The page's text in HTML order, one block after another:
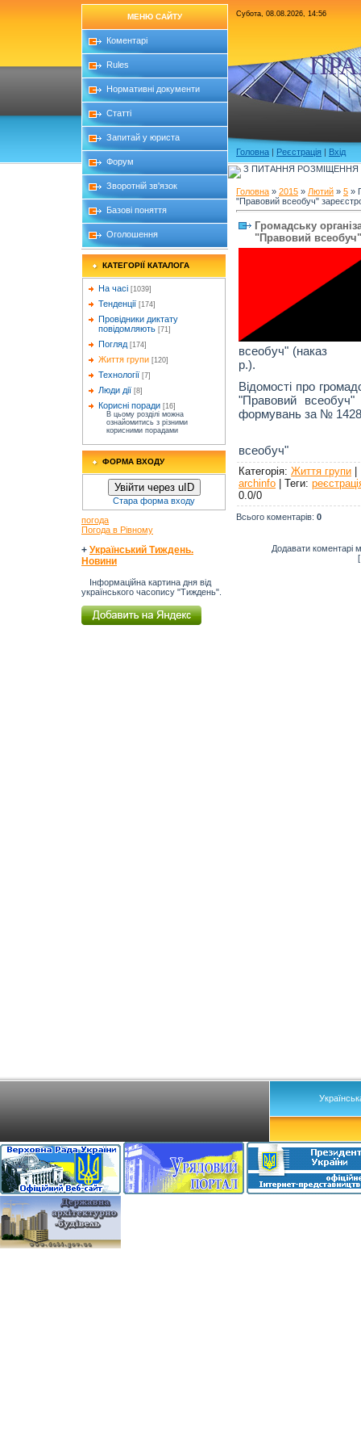
МЕНЮ САЙТУ
Коментарі
Rules
Нормативні документи
Статті
Запитай у юриста
Форум
Зворотній зв'язок
Базові поняття
Оголошення
КАТЕГОРІЇ КАТАЛОГА
На часі [1039]
Тенденції [174]
Провідники диктату
повідомляють [71]
Погляд [174]
Життя групи [120]
Технології [7]
Люди дії [8]
Корисні поради [16]
В цьому розділі можна
ознайомитись з різними
корисними порадами
ФОРМА ВХОДУ
Увійти через uID
Стара форма входу
погода
Погода в Рівному
+ Український Тиждень.
Новини
Інформаційна картина дня від
українського часопису "Тиждень".
Субота, 08.08.2026, 14:56
Головна | Реєстрація | Вхід
З ПИТАННЯ РОЗМІЩЕННЯ
Головна » 2015 » Лютий » 5 »
"Правовий всеобуч"
Громадську
"Правовий
всеобуч"
р.).
Відомості про
"Правовий всеобуч"
формувань за №
всеобуч"
Категорія: Життя групи |
archinfo | Теги:
0.0/0
Всього коментарів: 0
Додавати коментарі